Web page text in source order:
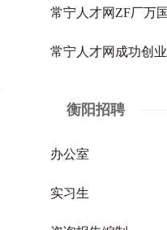
常宁人才网ZF厂万
常宁人才网成功创
衡阳招聘
办公室
实习生